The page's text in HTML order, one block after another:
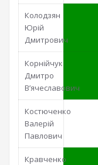
Колодзян
Юрій
Дмитрович
Корнійчук
Дмитро
В’ячеславович
Костюченко
Валерій
Павлович
Кравченко